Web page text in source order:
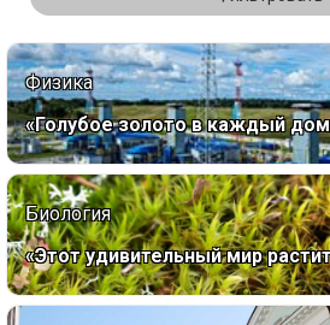
Физика
«Голубое золото в каждый
Биология
«Этот удивительный мир